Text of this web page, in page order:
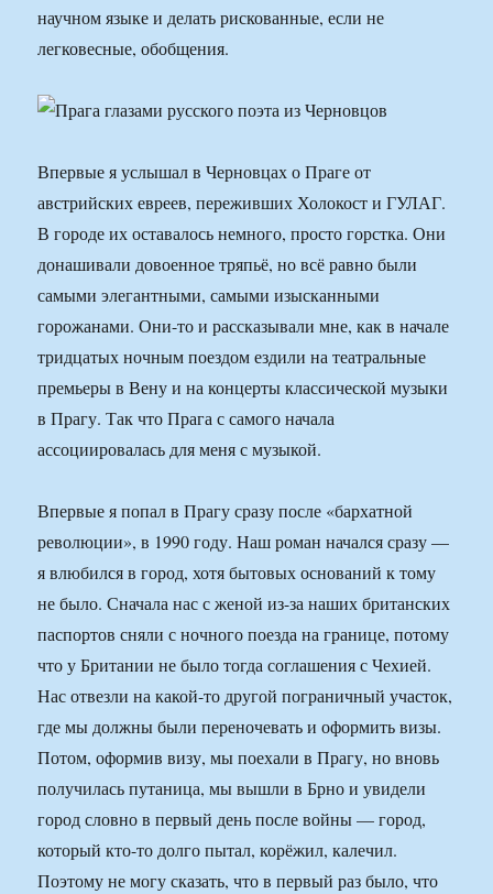
научном языке и делать рискованные, если не
легковесные, обобщения.
Впервые я услышал в Черновцах о Праге от
австрийских евреев, переживших Холокост и ГУЛАГ.
В городе их оставалось немного, просто горстка. Они
донашивали довоенное тряпьё, но всё равно были
самыми элегантными, самыми изысканными
горожанами. Они-то и рассказывали мне, как в начале
тридцатых ночным поездом ездили на театральные
премьеры в Вену и на концерты классической музыки
в Прагу. Так что Прага с самого начала
ассоциировалась для меня с музыкой.
Впервые я попал в Прагу сразу после «бархатной
революции», в 1990 году. Наш роман начался сразу —
я влюбился в город, хотя бытовых оснований к тому
не было. Сначала нас с женой из-за наших британских
паспортов сняли с ночного поезда на границе, потому
что у Британии не было тогда соглашения с Чехией.
Нас отвезли на какой-то другой пограничный участок,
где мы должны были переночевать и оформить визы.
Потом, оформив визу, мы поехали в Прагу, но вновь
получилась путаница, мы вышли в Брно и увидели
город словно в первый день после войны — город,
который кто-то долго пытал, корёжил, калечил.
Поэтому не могу сказать, что в первый раз было, что